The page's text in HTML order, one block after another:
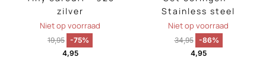
zilver
Niet op voorraad
19,95 -75%
4,95
Stainless steel
Niet op voorraad
34,95
-86%
4,95